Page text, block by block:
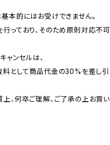
本的にはお受けできません。
っており、そのため原則対応不可
ャンセルは、
として商品代金の30%を差し引
、何卒ご理解、ご了承の上お買い